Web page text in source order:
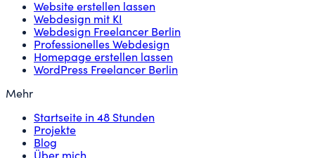
Website erstellen lassen
Webdesign mit KI
Webdesign Freelancer Berlin
Professionelles Webdesign
Homepage erstellen lassen
WordPress Freelancer Berlin
Mehr
Startseite in 48 Stunden
Projekte
Blog